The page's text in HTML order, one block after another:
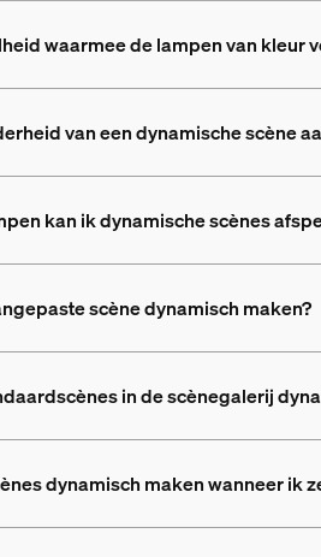
waarmee de lampen van kleur
van een dynamische scène
kan ik dynamische scènes
scène dynamisch maken?
in de scènegalerij
dynamisch maken wanneer ik